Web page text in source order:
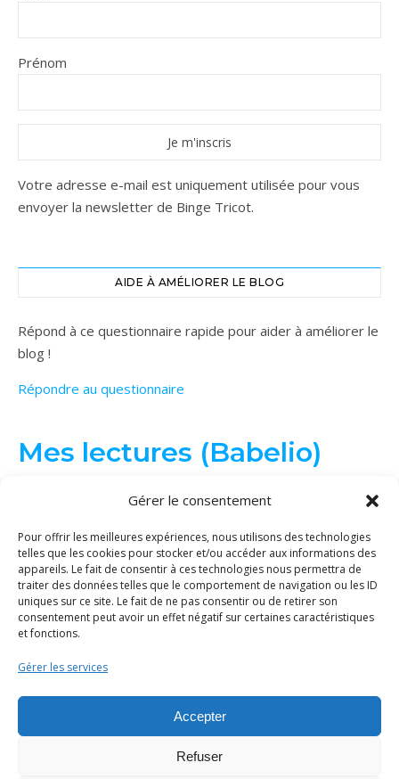
Gérer le consentement
Pour offrir les meilleures expériences, nous utilisons des technologies
telles que les cookies pour stocker et/ou accéder aux informations des
appareils. Le fait de consentir à ces technologies nous permettra de
traiter des données telles que le comportement de navigation ou les ID
uniques sur ce site. Le fait de ne pas consentir ou de retirer son
consentement peut avoir un effet négatif sur certaines caractéristiques
et fonctions.
Gérer les services
Accepter
Refuser
Prénom
Votre adresse e-mail est uniquement utilisée pour vous
envoyer la newsletter de Binge Tricot.
AIDE À AMÉLIORER LE BLOG
Répond à ce questionnaire rapide pour aider à améliorer le
blog !
Répondre au questionnaire
Mes lectures (Babelio)
© Binge Tricot 2026 | Tous les éléments de ce site (textes, images...)
sont protégés par le droit d'auteur. La copie et/ou distribution du
contenu sans ma permission est interdite.